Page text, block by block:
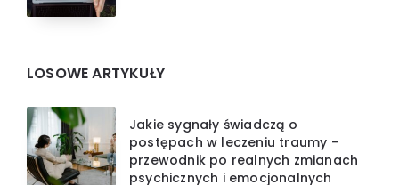
LOSOWE ARTYKUŁY
Jakie sygnały świadczą o
postępach w leczeniu traumy –
przewodnik po realnych zmianach
psychicznych i emocjonalnych